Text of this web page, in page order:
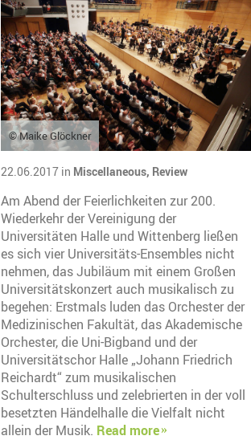
© Maike Glöckner
22.06.2017 in Miscellaneous, Review
Am Abend der Feierlichkeiten zur 200.
Wiederkehr der Vereinigung der
Universitäten Halle und Wittenberg ließen
es sich vier Universitäts-Ensembles nicht
nehmen, das Jubiläum mit einem Großen
Universitätskonzert auch musikalisch zu
begehen: Erstmals luden das Orchester der
Medizinischen Fakultät, das Akademische
Orchester, die Uni-Bigband und der
Universitätschor Halle „Johann Friedrich
Reichardt“ zum musikalischen
Schulterschluss und zelebrierten in der voll
besetzten Händelhalle die Vielfalt nicht
allein der Musik. Read more